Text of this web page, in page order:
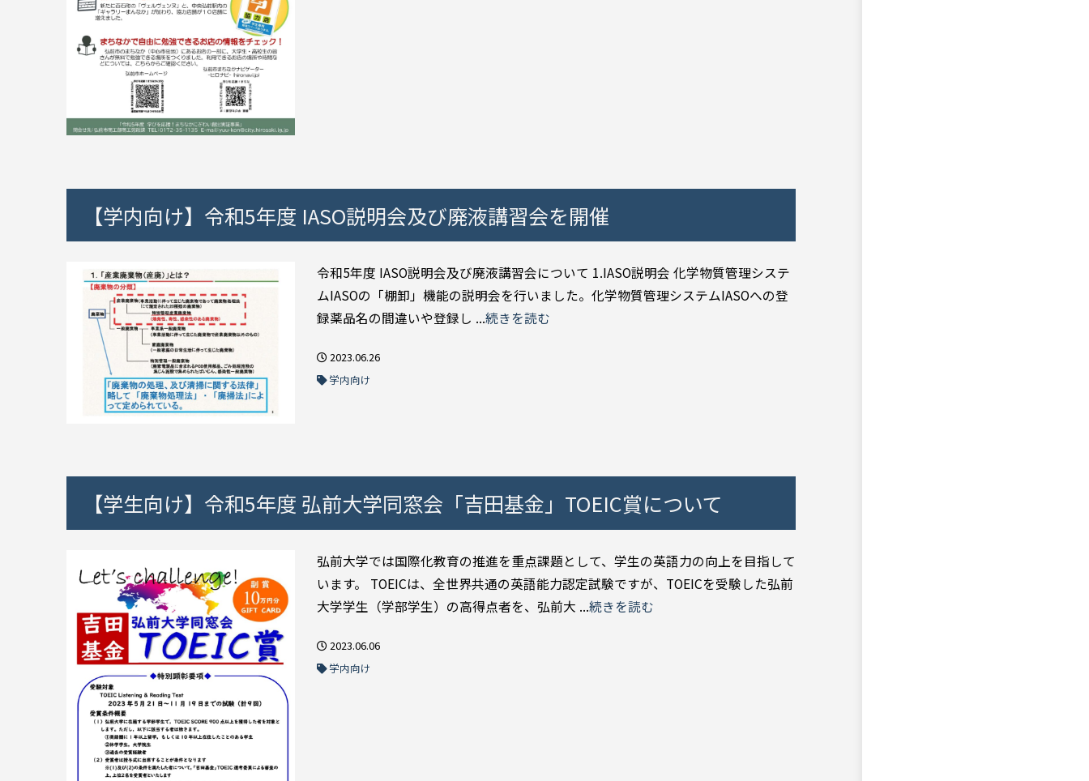
【学内向け】令和5年度 IASO説明会及び廃液講習会を開催
令和5年度 IASO説明会及び廃液講習会について 1.IASO説明会 化学物質管理システ
ムIASOの「棚卸」機能の説明会を行いました。化学物質管理システムIASOへの登
録薬品名の間違いや登録し ...続きを読む
2023.06.26
学内向け
【学生向け】令和5年度 弘前大学同窓会「吉田基金」TOEIC賞について
弘前大学では国際化教育の推進を重点課題として、学生の英語力の向上を目指して
います。 TOEICは、全世界共通の英語能力認定試験ですが、TOEICを受験した弘前
大学学生（学部学生）の高得点者を、弘前大 ...続きを読む
2023.06.06
学内向け